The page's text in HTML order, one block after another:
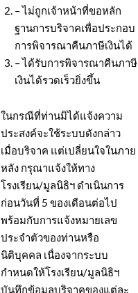
– ไม่ถูกเจ้าหน้าที่ขอหลัก
ฐานการบริจาคเพื่อประกอบ
การพิจารณาคืนภาษีเงินได้
– ได้รับการพิจารณาคืนภาษี
เงินได้รวดเร็วยิ่งขึ้น
ในกรณีที่ท่านมิได้แจ้งความ
ประสงค์จะใช้ระบบดังกล่าว
เมื่อบริจาค แต่เปลี่ยนใจในภาย
หลัง กรุณาแจ้งให้ทาง
โรงเรียน/มูลนิธิฯ ดำเนินการ
ก่อนวันที่ 5 ของเดือนต่อไป
พร้อมกับการแจ้งหมายเลข
ประจำตัวของท่านหรือ
นิติบุคคล เนื่องจากระบบ
กำหนดให้โรงเรียน/มูลนิธิฯ
บันทึกข้อมูลบริจาคของแต่ละ